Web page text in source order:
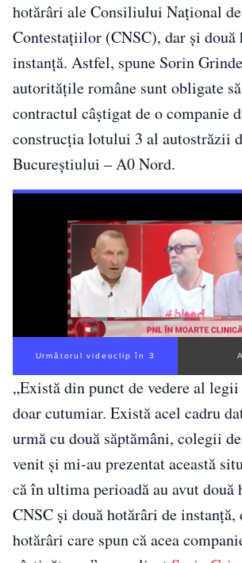
hotărâri ale Consiliului Național
Contestațiilor (CNSC), dar și două
instanță. Astfel, spune Sorin
autoritățile române sunt obligate
contractul câștigat de o companie
construcția lotului 3 al autostrăzii
Bucureștiului – A0 Nord.
Următorul videoclip în 3
„Există din punct de vedere al
doar cutumiar. Există acel cadru
urmă cu două săptămâni, colegii
venit și mi-au prezentat această
că în ultima perioadă au avut două
CNSC și două hotărâri de instanță,
hotărâri care spun că acea